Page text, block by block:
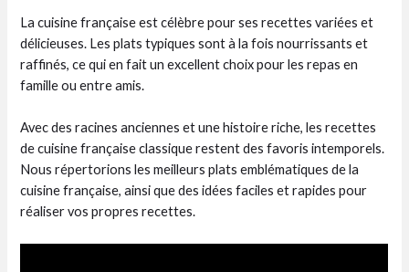
La cuisine française est célèbre pour ses recettes variées et
délicieuses. Les plats typiques sont à la fois nourrissants et
raffinés, ce qui en fait un excellent choix pour les repas en
famille ou entre amis.
Avec des racines anciennes et une histoire riche, les recettes
de cuisine française classique restent des favoris intemporels.
Nous répertorions les meilleurs plats emblématiques de la
cuisine française, ainsi que des idées faciles et rapides pour
réaliser vos propres recettes.